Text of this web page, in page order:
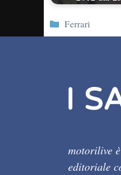
Categorie
Ferrari
motorilive
editoriale